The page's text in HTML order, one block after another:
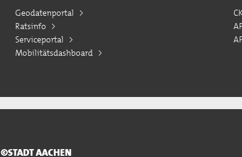
Geodatenportal
Ratsinfo
Serviceportal
Mobilitätsdashboard
©STADT AACHEN